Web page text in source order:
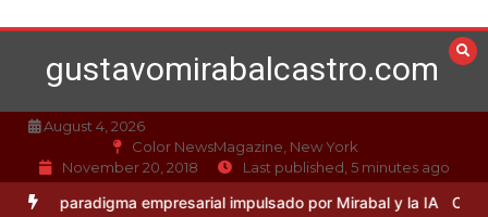
to
contentgustavomirabalcastro.com
August 4, 2026
Color NewsMagazine, New York
November 20, 2018
Last published, 5 minutes ago
empresarial impulsado por Mirabal y la IA Caso Mirabal: